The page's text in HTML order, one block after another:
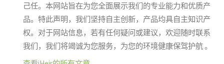
己任。本网站旨在为您全面展示我们的专业能力和优质产
品。特此声明，我们坚持自主创新，产品均具自主知识产
权。对于网站信息，若有任何疑问或建议，欢迎随时联系
我们，我们将竭诚为您服务，为您的环境健康保驾护航 。